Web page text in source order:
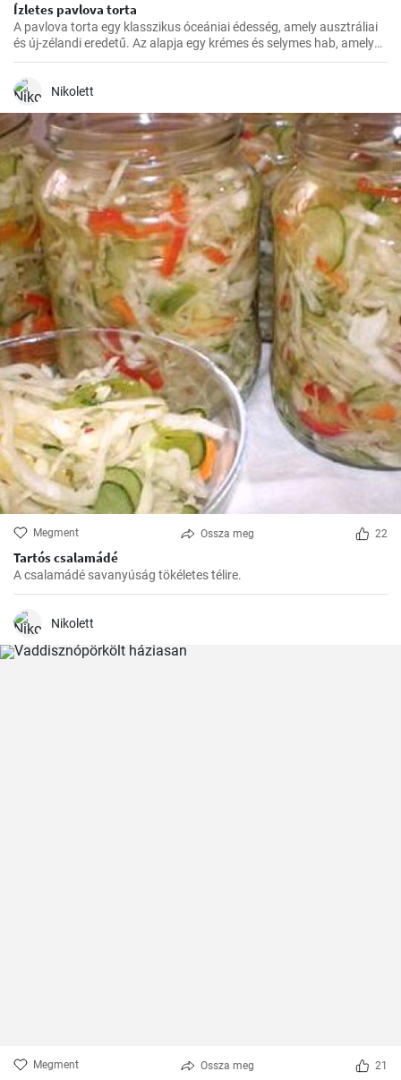
Ízletes pavlova torta
A pavlova torta egy klasszikus óceániai édesség, amely ausztráliai
és új-zélandi eredetű. Az alapja egy krémes és selymes hab, amelyet
a tetején friss gyümölcsökkel, például egyszerűen málnával vagy
eperrel, díszítenek
Nikolett
Megment Ossza meg 22
Tartós csalamádé
A csalamádé savanyúság tökéletes télire.
Nikolett
Megment Ossza meg 21